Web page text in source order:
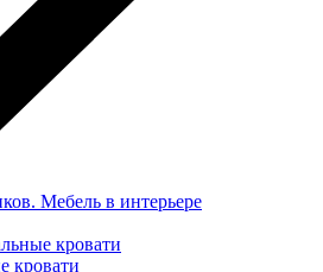
Мебель в интерьере
кровати
кровати